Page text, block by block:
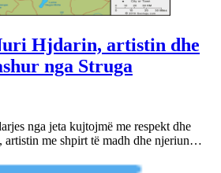
Hjdarin, artistin dhe
nga Struga
nga jeta kujtojmë me respekt dhe
me shpirt të madh dhe njeriun…